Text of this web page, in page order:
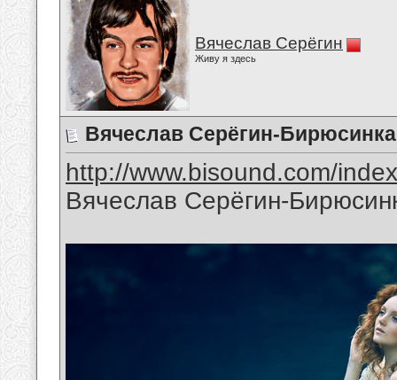
Вячеслав Серёгин
Живу я здесь
Вячеслав Серёгин-Бирюсинка
http://www.bisound.com/
Вячеслав Серёгин-